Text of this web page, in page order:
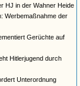
HJ in der Wahner Heide
Werbemaßnahme der
Gerüchte auf
Hitlerjugend durch
Unterordnung